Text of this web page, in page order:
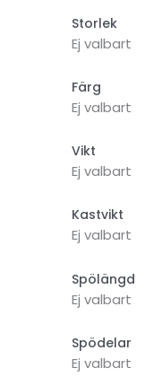
Storlek
Ej valbart
Färg
Ej valbart
Vikt
Ej valbart
Kastvikt
Ej valbart
Spölängd
Ej valbart
Spödelar
Ej valbart